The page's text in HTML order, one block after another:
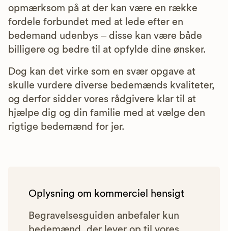
opmærksom på at der kan være en række
fordele forbundet med at lede efter en
bedemand udenbys – disse kan være både
billigere og bedre til at opfylde dine ønsker.
Dog kan det virke som en svær opgave at
skulle vurdere diverse bedemænds kvaliteter,
og derfor sidder vores rådgivere klar til at
hjælpe dig og din familie med at vælge den
rigtige bedemænd for jer.
Oplysning om kommerciel hensigt
Begravelsesguiden anbefaler kun